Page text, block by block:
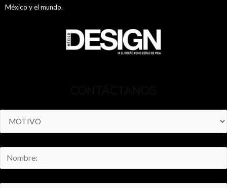
México y el mundo.
CONTÁCTANOS